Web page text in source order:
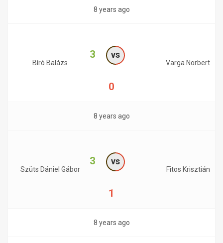
8 years ago
Bíró Balázs
3 vs
0
Varga Norbert
8 years ago
Szüts Dániel Gábor
3 vs
1
Fitos Krisztián
8 years ago